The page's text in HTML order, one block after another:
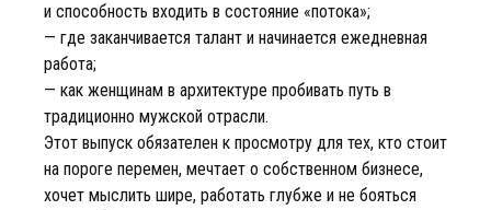
и способность входить в состояние «потока»;
— где заканчивается талант и начинается ежедневная
работа;
— как женщинам в архитектуре пробивать путь в
традиционно мужской отрасли.
Этот выпуск обязателен к просмотру для тех, кто стоит
на пороге перемен, мечтает о собственном бизнесе,
хочет мыслить шире, работать глубже и не бояться